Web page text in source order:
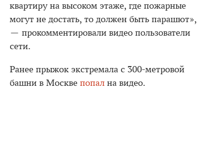
квартиру на высоком этаже, где пожарные
могут не достать, то должен быть парашют»,
— прокомментировали видео пользователи
сети.
Ранее прыжок экстремала с 300-метровой
башни в Москве попал на видео.